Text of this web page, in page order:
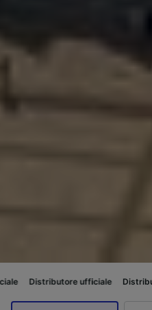
ufficiale Distributore ufficiale